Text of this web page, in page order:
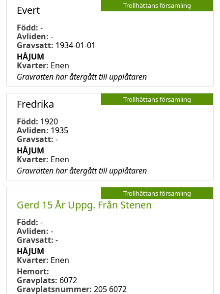
Trollhättans församling
Evert
Född: -
Avliden: -
Gravsatt: 1934-01-01
HÅJUM
Kvarter: Enen
Gravrätten har återgått till upplåtaren
Trollhättans församling
Fredrika
Född: 1920
Avliden: 1935
Gravsatt: -
HÅJUM
Kvarter: Enen
Gravrätten har återgått till upplåtaren
Trollhättans församling
Gerd 15 År Uppg. Från Stenen
Född: -
Avliden: -
Gravsatt: -
HÅJUM
Kvarter: Enen
Hemort:
Gravplats: 6072
Gravplatsnummer: 205 6072